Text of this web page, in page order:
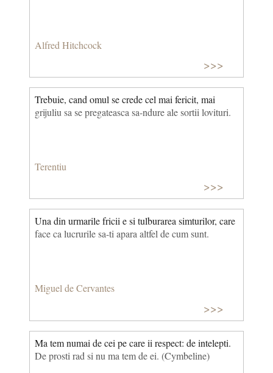
Alfred Hitchcock
>>>
Trebuie, cand omul se crede cel mai fericit, mai
grijuliu sa se pregateasca sa-ndure ale sortii lovituri.
Terentiu
>>>
Una din urmarile fricii e si tulburarea simturilor, care
face ca lucrurile sa-ti apara altfel de cum sunt.
Miguel de Cervantes
>>>
Ma tem numai de cei pe care ii respect: de intelepti.
De prosti rad si nu ma tem de ei. (Cymbeline)